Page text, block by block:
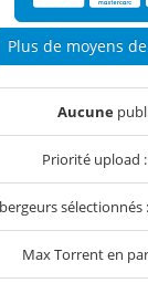
Plus de moyens
Aucune
Priorité upload :
sélectionnés :
Max Torrent en